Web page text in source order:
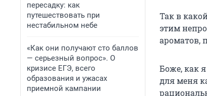
пересадку: как
путешествовать при
нестабильном небе
«Как они получают сто баллов
— серьезный вопрос». О
кризисе ЕГЭ, всего
образования и ужасах
приемной кампании
Так в
этим
ароматов,
Боже, как
для меня